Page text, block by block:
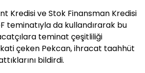
Kredisi ve Stok Finansman Kredisi
teminatıyla da kullandırarak bu
teminat çeşitliliği
çeken Pekcan, ihracat taahhüt
bildirdi.